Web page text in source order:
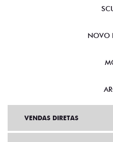
NOVO
VENDAS DIRETAS